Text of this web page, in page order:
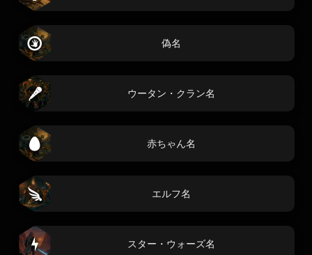
偽名
ウータン・クラン名
赤ちゃん名
エルフ名
スター・ウォーズ名